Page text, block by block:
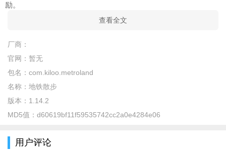
励。
3、色彩艳丽明亮，高清图像制作，各种道具，充满挑战之
查看全文
厂商：
官网： 暂无
包名： com.kiloo.metroland
名称： 地铁散步
版本： 1.14.2
MD5值： d60619bf11f59535742cc2a0e4284e06
用户评论